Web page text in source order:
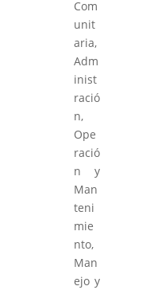
Com
unit
aria,
Adm
inist
ració
n,
Ope
ració
n y
Man
teni
mie
nto,
Man
ejo y